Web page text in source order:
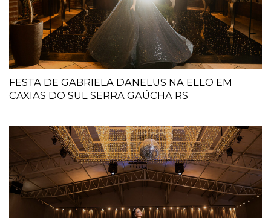
FESTA DE GABRIELA DANELUS NA ELLO EM
CAXIAS DO SUL SERRA GAÚCHA RS